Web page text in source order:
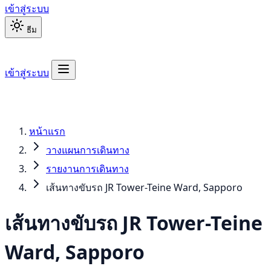
เข้าสู่ระบบ
ธีม
เข้าสู่ระบบ
หน้าแรก
วางแผนการเดินทาง
รายงานการเดินทาง
เส้นทางขับรถ JR Tower-Teine Ward, Sapporo
เส้นทางขับรถ JR Tower-Teine
Ward, Sapporo